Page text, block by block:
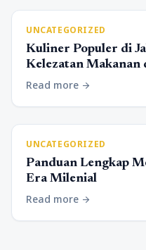
UNCATEGORIZED
Kuliner Populer di
Kelezatan Makanan
Read more arrow_forward
UNCATEGORIZED
Panduan Lengkap
Era Milenial
Read more arrow_forward